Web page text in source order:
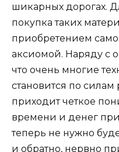
шикарных дорогах.
покупка таких
приобретением
аксиомой. Наряду с
что очень многие
становится по силам
приходит четкое
времени и денег
теперь не нужно
и обратно, нервно